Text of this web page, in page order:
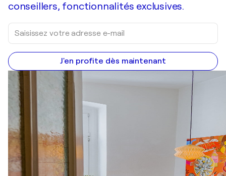
conseillers, fonctionnalités exclusives.
J'en profite dès maintenant